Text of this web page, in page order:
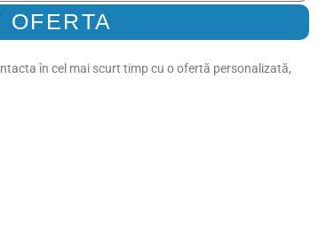
OFERTA
în cel mai scurt timp cu o ofertă personalizată,